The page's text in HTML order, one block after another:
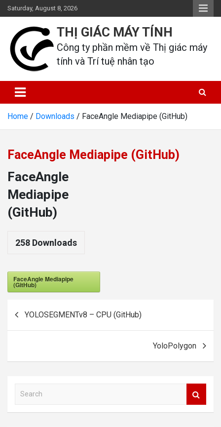
Skip
to
content
Saturday, August 8, 2026
THỊ GIÁC MÁY TÍNH
Công ty phần mềm về Thị giác máy
tính và Trí tuệ nhân tạo
Home Downloads FaceAngle Mediapipe (GitHub)
FaceAngle Mediapipe (GitHub)
FaceAngle
Mediapipe
(GitHub)
258 Downloads
FaceAngle Mediapipe
(GitHub)
YOLOSEGMENTv8 – CPU (GitHub)
YoloPolygon
a